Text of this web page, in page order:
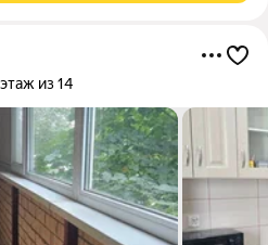
этаж из 14